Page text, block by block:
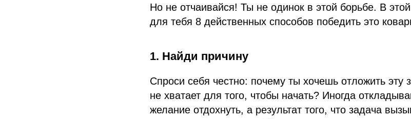
Но не отчаивайся! Ты не одинок в этой борьбе. В
для тебя 8 действенных способов победить это
1. Найди причину
Спроси себя честно: почему ты хочешь отложить эту
не хватает для того, чтобы начать? Иногда
желание отдохнуть, а результат того, что задача